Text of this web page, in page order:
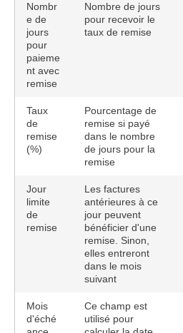
Nombr
e de
jours
pour
paieme
nt avec
remise
Nombre de jours
pour recevoir le
taux de remise
Taux
de
remise
(%)
Pourcentage de
remise si payé
dans le nombre
de jours pour la
remise
Jour
limite
de
remise
Les factures
antérieures à ce
jour peuvent
bénéficier d'une
remise. Sinon,
elles entreront
dans le mois
suivant
Mois
d'éché
Ce champ est
utilisé pour